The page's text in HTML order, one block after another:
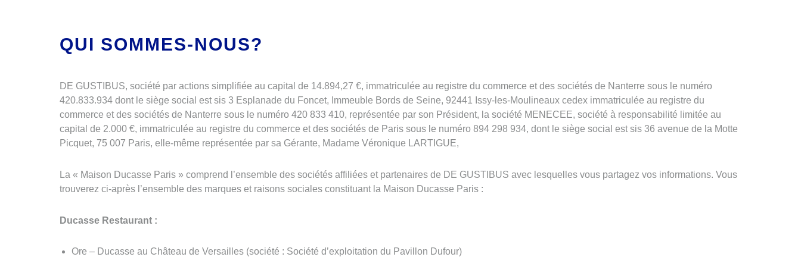
QUI SOMMES-NOUS?
DE GUSTIBUS, société par actions simplifiée au capital de 14.894,27 €, immatriculée au registre du commerce et des sociétés de Nanterre sous le numéro
420.833.934 dont le siège social est sis 3 Esplanade du Foncet, Immeuble Bords de Seine, 92441 Issy-les-Moulineaux cedex immatriculée au registre du
commerce et des sociétés de Nanterre sous le numéro 420 833 410, représentée par son Président, la société MENECEE, société à responsabilité limitée au
capital de 2.000 €, immatriculée au registre du commerce et des sociétés de Paris sous le numéro 894 298 934, dont le siège social est sis 36 avenue de la Motte
Picquet, 75 007 Paris, elle-même représentée par sa Gérante, Madame Véronique LARTIGUE,
La « Maison Ducasse Paris » comprend l’ensemble des sociétés affiliées et partenaires de DE GUSTIBUS avec lesquelles vous partagez vos informations. Vous
trouverez ci-après l’ensemble des marques et raisons sociales constituant la Maison Ducasse Paris :
Ducasse Restaurant :
Ore – Ducasse au Château de Versailles (société : Société d’exploitation du Pavillon Dufour)